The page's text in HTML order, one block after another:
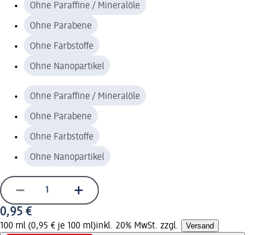
Ohne Paraffine / Mineralöle
Ohne Parabene
Ohne Farbstoffe
Ohne Nanopartikel
Ohne Paraffine / Mineralöle
Ohne Parabene
Ohne Farbstoffe
Ohne Nanopartikel
0,95 €
100 ml (0,95 € je 100 ml)inkl. 20% MwSt. zzgl. Versand